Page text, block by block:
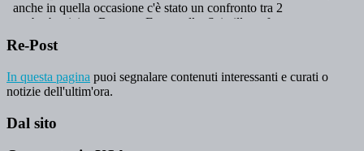
Re-Post
In questa pagina puoi segnalare contenuti interessanti e curati o
notizie dell'ultim'ora.
Dal sito